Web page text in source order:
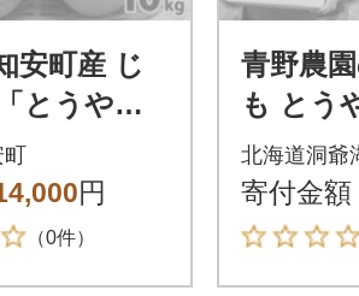
安町産 じ
とうや」L
馬鈴薯
町
円
（0件）
青野農
も とう
10kg 【
旬～12
お届け】
北海道洞爺
寄付金額